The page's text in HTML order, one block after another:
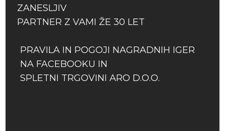
ZANESLJIV
PARTNER Z VAMI ŽE 30 LET
PRAVILA IN POGOJI NAGRADNIH IGER
NA FACEBOOKU IN
SPLETNI TRGOVINI ARO D.O.O.